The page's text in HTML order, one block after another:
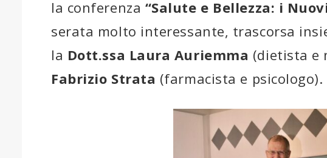
la conferenza “Salute e Bellezza: i
serata molto interessante, trascorsa
la Dott.ssa Laura Auriemma (dietista e
Fabrizio Strata (farmacista e psicologo).